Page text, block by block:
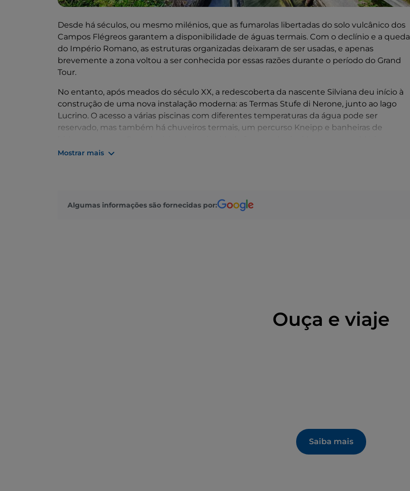
Desde há séculos, ou mesmo milénios, que as fumarolas libertadas do solo vulcânico dos
Campos Flégreos garantem a disponibilidade de águas termais. Com o declínio e a queda
do Império Romano, as estruturas organizadas deixaram de ser usadas, e apenas
brevemente a zona voltou a ser conhecida por essas razões durante o período do Grand
Tour.
No entanto, após meados do século XX, a redescoberta da nascente Silviana deu início à
construção de uma nova instalação moderna: as Termas Stufe di Nerone, junto ao lago
Lucrino. O acesso a várias piscinas com diferentes temperaturas da água pode ser
reservado, mas também há chuveiros termais, um percurso Kneipp e banheiras de
os efeitos de uma sauna natural. Até os moradores locais lhe elogiam a agradabilidade e
Mostrar mais
Algumas informações são fornecidas por:
Ouça e viaje
Saiba mais